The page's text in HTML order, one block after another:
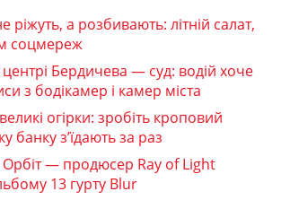
ріжуть, а розбивають: літній салат,
соцмереж
центрі Бердичева — суд: водій хоче
з бодікамер і камер міста
огірки: зробіть кроповий
банку з’їдають за раз
— продюсер Ray of Light
13 гурту Blur